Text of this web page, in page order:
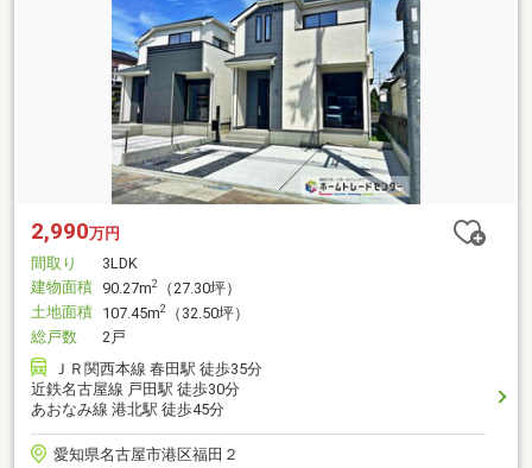
2,990万円
間取り
3LDK
建物面積 90.27m2
（27.30坪）
土地面積 107.45m2
（32.50坪）
総戸数
2戸
ＪＲ関西本線 春田駅 徒歩35分
近鉄名古屋線 戸田駅 徒歩30分
あおなみ線 港北駅 徒歩45分
愛知県名古屋市港区福田２